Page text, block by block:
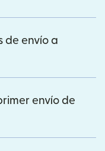
de envío a
envío de